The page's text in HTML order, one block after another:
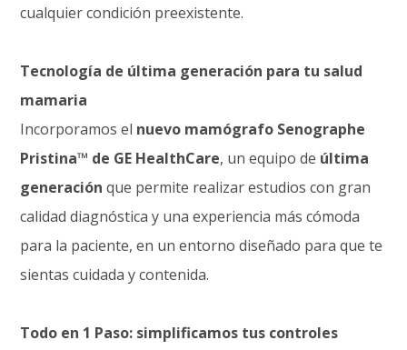
cualquier condición preexistente.
Tecnología de última generación para tu salud
mamaria
Incorporamos el nuevo mamógrafo Senographe
Pristina™ de GE HealthCare, un equipo de última
generación que permite realizar estudios con gran
calidad diagnóstica y una experiencia más cómoda
para la paciente, en un entorno diseñado para que te
sientas cuidada y contenida.
Todo en 1 Paso: simplificamos tus controles